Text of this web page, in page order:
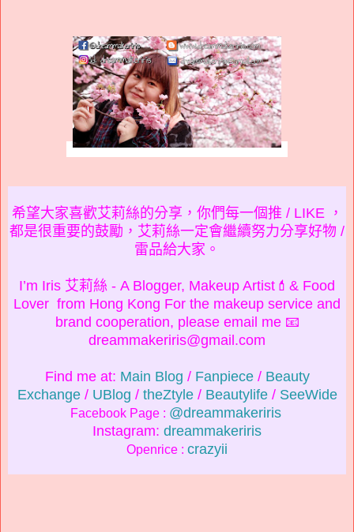
希望大家喜歡艾莉絲的分享，你們每一個推 / LIKE ，
都是很重要的鼓勵，艾莉絲一定會繼續努力分享好物 /
雷品給大家。
I’m Iris 艾莉絲 - A Blogger, Makeup Artist💄& Food
Lover from Hong Kong For the makeup service and
brand cooperation, please email me 📧
dreammakeriris@gmail.com
Find me at: Main Blog / Fanpiece/ Beauty
Exchange/ UBlog / theZtyle/ Beautylife/ SeeWide
Facebook Page : @dreammakeriris
Instagram: dreammakeriris
Openrice : crazyii